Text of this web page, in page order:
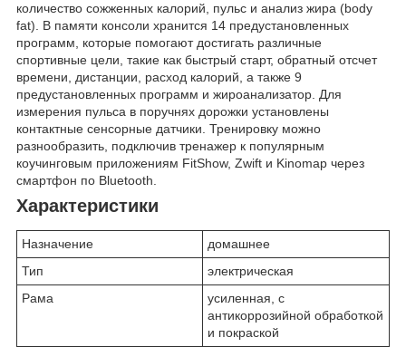
количество сожженных калорий, пульс и анализ жира (body
fat). В памяти консоли хранится 14 предустановленных
программ, которые помогают достигать различные
спортивные цели, такие как быстрый старт, обратный отсчет
времени, дистанции, расход калорий, а также 9
предустановленных программ и жироанализатор. Для
измерения пульса в поручнях дорожки установлены
контактные сенсорные датчики. Тренировку можно
разнообразить, подключив тренажер к популярным
коучинговым приложениям FitShow, Zwift и Kinomap через
смартфон по Bluetooth.
Характеристики
Назначение
домашнее
Тип
электрическая
Рама
усиленная, с
антикоррозийной обработкой
и покраской